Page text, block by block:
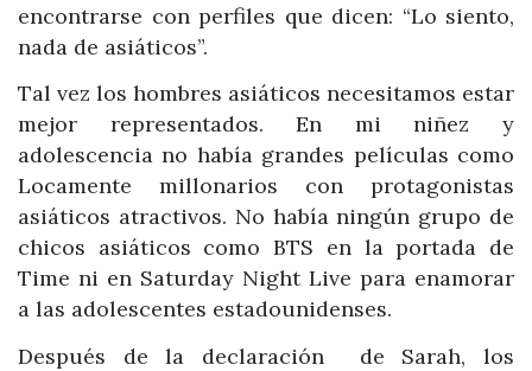
encontrarse con perfiles que dicen: “Lo siento,
nada de asiáticos”.
Tal vez los hombres asiáticos necesitamos estar
mejor representados. En mi niñez y
adolescencia no había grandes películas como
Locamente millonarios con protagonistas
asiáticos atractivos. No había ningún grupo de
chicos asiáticos como BTS en la portada de
Time ni en Saturday Night Live para enamorar
a las adolescentes estadounidenses.
Después de la declaración de Sarah, los